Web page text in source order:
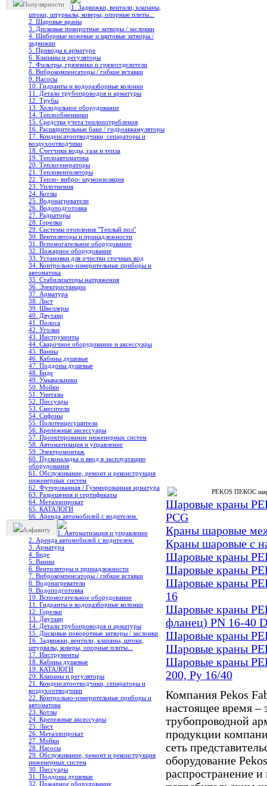
Популярности
1. Задвижки, вентили, клапаны,
штоки, штурвалы, коверы, опорные плиты...
2. Шаровые краны
3. Дисковые поворотные затворы / заслонки
4. Шиберные ножевые и щитовые затворы /
задвижки
5. Приводы к арматуре
6. Клапаны и регуляторы
7. Фильтры, грязевики и грязеотделители
8. Виброкомпенсаторы / гибкие вставки
9. Насосы
10. Гидранты и водоразборные колонки
11. Детали трубопроводов и арматуры
12. Трубы
13. Холодильное oборудование
14. Теплообменники
15. Средства учета теплопотребления
16. Расширительные баки / гидроаккамуляторы
17. Конденсатоотводчики, сепараторы и
воздухоотводчики
18. Счетчики воды, газа и тепла
19. Теплоавтоматика
20. Теплогенераторы
21. Тепловентиляторы
22. Тепло- вибро- шумоизоляция
23. Уплотнения
24. Котлы
25. Водонагреватели
26. Водоподготовка
27. Радиаторы
28. Горелки
29. Системы отопления "Теплый пол"
30. Вентиляторы и принадлежности
31. Вспомогательное оборудование
32. Пожарное оборудование
33. Установки для очистки сточных вод
34. Контрольно-измерительные приборы и
автоматика
35. Стабилизаторы напряжения
36. Электростанции
37. Арматура
38. Лист
39. Швеллеры
40. Двутавр
41. Полоса
42. Уголки
43. Инструменты
44. Сварочное оборудование и аксессуары
45. Ванны
46. Кабины душевые
47. Поддоны душевые
48. Биде
49. Умывальники
50. Мойки
51. Унитазы
52. Писсуары
53. Смесители
54. Сифоны
55. Полотенцесушители
56. Крепежные аксессуары
57. Проектирование инженерных систем
58. Автоматизация и управление
59. Электромонтаж
60. Пусконаладка и ввод в эксплуатацию
оборудования
61. Обслуживание, ремонт и реконструкция
инженерных систем
62. Футерованная / Гуммированная арматура
63. Разрешения и сертификаты
64. Металлопрокат
65. КАТАЛОГИ
66. Аренда автомобилей с водителем.
Алфавиту
1. Автоматизация и управление
2. Аренда автомобилей с водителем.
3. Арматура
4. Биде
5. Ванны
6. Вентиляторы и принадлежности
7. Виброкомпенсаторы / гибкие вставки
8. Водонагреватели
9. Водоподготовка
10. Вспомогательное оборудование
11. Гидранты и водоразборные колонки
12. Горелки
13. Двутавр
14. Детали трубопроводов и арматуры
15. Дисковые поворотные затворы / заслонки
16. Задвижки, вентили, клапаны, штоки,
штурвалы, коверы, опорные плиты...
17. Инструменты
18. Кабины душевые
19. КАТАЛОГИ
20. Клапаны и регуляторы
21. Конденсатоотводчики, сепараторы и
воздухоотводчики
22. Контрольно-измерительные приборы и
автоматика
23. Котлы
24. Крепежные аксессуары
25. Лист
26. Металлопрокат
27. Мойки
28. Насосы
29. Обслуживание, ремонт и реконструкция
инженерных систем
30. Писсуары
31. Поддоны душевые
32. Пожарное оборудование
PEKOS ПЕКОС
Шаровые краны
PCG
Краны шаровые
Краны шаровые с
Шаровые краны
Шаровые краны
Шаровые краны
16
Шаровые краны
фланец) PN 16-40
Шаровые краны
Шаровые краны
Шаровые краны
200, Ру 16/40
Компания Pekos
настоящее время –
трубопроводной
продукции
сеть
оборудование
распространение